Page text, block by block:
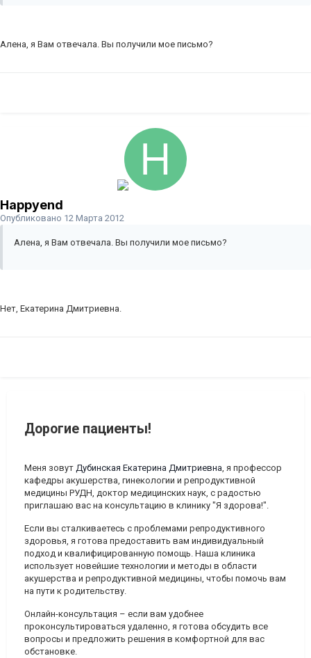
Алена, я Вам отвечала. Вы получили мое письмо?
Happyend
Опубликовано 12 Марта 2012
Алена, я Вам отвечала. Вы получили мое письмо?
Нет, Екатерина Дмитриевна.
Дорогие пациенты!
Меня зовут Дубинская Екатерина Дмитриевна, я профессор
кафедры акушерства, гинекологии и репродуктивной
медицины РУДН, доктор медицинских наук, с радостью
приглашаю вас на консультацию в клинику "Я здорова!".
Если вы сталкиваетесь с проблемами репродуктивного
здоровья, я готова предоставить вам индивидуальный
подход и квалифицированную помощь. Наша клиника
использует новейшие технологии и методы в области
акушерства и репродуктивной медицины, чтобы помочь вам
на пути к родительству.
Онлайн-консультация – если вам удобнее
проконсультироваться удаленно, я готова обсудить все
вопросы и предложить решения в комфортной для вас
обстановке.